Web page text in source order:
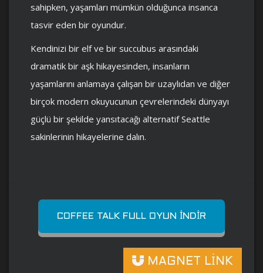
sahipken, yaşamları mümkün olduğunca insanca
tasvir eden bir oyundur.
Kendinizi bir elf ve bir succubus arasındaki
dramatik bir aşk hikayesinden, insanların
yaşamlarını anlamaya çalışan bir uzaylıdan ve diğer
birçok modern okuyucunun çevrelerindeki dünyayı
güçlü bir şekilde yansıtacağı alternatif Seattle
sakinlerinin hikayelerine dalın.
COFFEE TALK FULL OYUN İNDIR
MAGNET LİNK